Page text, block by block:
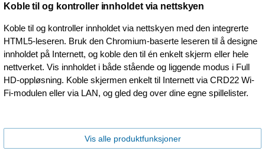
Koble til og kontroller innholdet via nettskyen
Koble til og kontroller innholdet via nettskyen med den integrerte
HTML5-leseren. Bruk den Chromium-baserte leseren til å designe
innholdet på Internett, og koble den til én enkelt skjerm eller hele
nettverket. Vis innholdet i både stående og liggende modus i Full
HD-oppløsning. Koble skjermen enkelt til Internett via CRD22 Wi-
Fi-modulen eller via LAN, og gled deg over dine egne spillelister.
Vis alle produktfunksjoner